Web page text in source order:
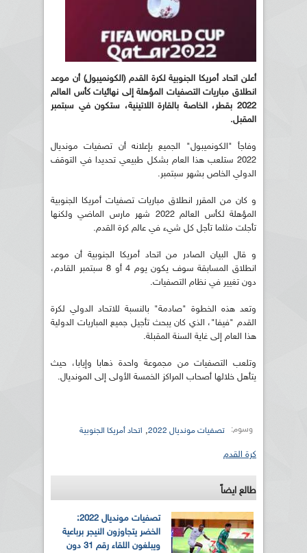
أعلن اتحاد أمريكا الجنوبية لكرة القدم (الكونميبول) أن موعد
انطلاق مباريات التصفيات المؤهلة إلى نهائيات كأس العالم
2022 بقطر، الخاصة بالقارة اللاتينية، ستكون في سبتمبر
المقبل.
وفاجأ "الكونميبول" الجميع بإعلانه أن تصفيات مونديال
2022 ستلعب هذا العام بشكل طبيعي تحديدا في التوقف
الدولي الخاص بشهر سبتمبر.
و كان من المقرر انطلاق مباريات تصفيات أمريكا الجنوبية
المؤهلة لكأس العالم 2022 شهر مارس الماضي ولكنها
تأجلت مثلما تأجل كل شيء في عالم كرة القدم.
و قال البيان الصادر من اتحاد أمريكا الجنوبية أن موعد
انطلاق المسابقة سوف يكون يوم 4 أو 8 سبتمبر القادم،
دون تغيير في نظام التصفيات.
وتعد هذه الخطوة "صادمة" بالنسبة للاتحاد الدولي لكرة
القدم "فيفا"، الذي كان يبحث تأجيل جميع المباريات الدولية
هذا العام إلى غاية السنة المقبلة.
وتلعب التصفيات من مجموعة واحدة ذهابا وإيابا، حيث
يتأهل خلالها أصحاب المراكز الخمسة الأولى إلى المونديال.
وسوم: تصفيات مونديال 2022 , اتحاد أمريكا الجنوبية
كرة القدم
طالع ايضاً
تصفيات مونديال 2022:
الخضر يتجاوزون النيجر برباعية
ويبلغون اللقاء رقم 31 دون